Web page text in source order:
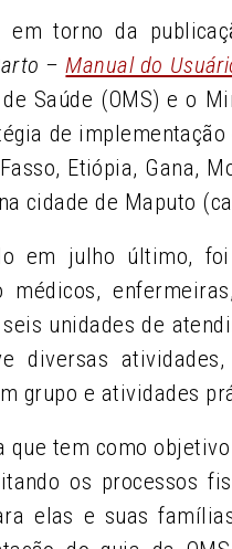
em torno da
–Manual do
Saúde (OMS) e o
de
Etiópia, Gana,
cidade de Maputo
em julho último,
médicos,
unidades de
diversas
grupo e atividades
que tem como
os processos
elas e suas